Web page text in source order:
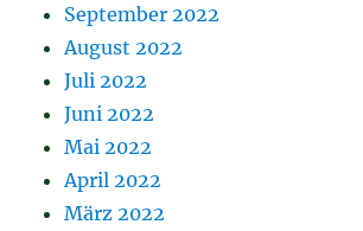
September 2022
August 2022
Juli 2022
Juni 2022
Mai 2022
April 2022
März 2022